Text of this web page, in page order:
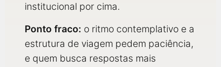
institucional por cima.
Ponto fraco: o ritmo contemplativo e a
estrutura de viagem pedem paciência,
e quem busca respostas mais